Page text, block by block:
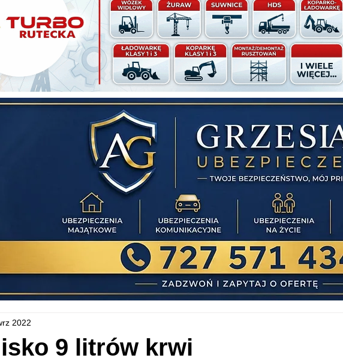
9 litrów krwi
2022